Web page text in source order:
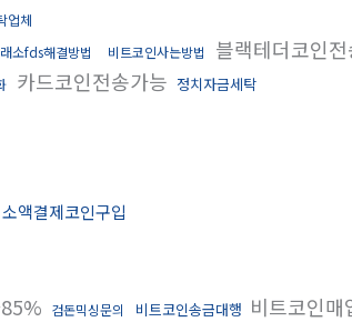
업체
소fds해결방법 비트코인사는방법 블랙테더코인전
카드코인전송가능 정치자금세탁
소액결제코인구입
검돈믹싱문의 비트코인송금대행 비트코인매